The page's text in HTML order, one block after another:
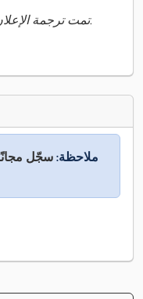
تمت ترجمة الإعلان تلقائيًا. قد تحدث أخطاء في الترجمة.
ملاحظة: سجّل